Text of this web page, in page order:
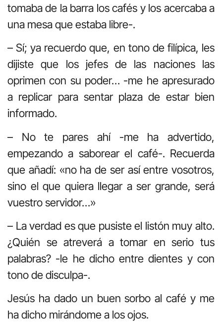
tomaba de la barra los cafés y los acercaba a
una mesa que estaba libre-.
– Sí; ya recuerdo que, en tono de filípica, les
dijiste que los jefes de las naciones las
oprimen con su poder… -me he apresurado
a replicar para sentar plaza de estar bien
informado.
– No te pares ahí -me ha advertido,
empezando a saborear el café-. Recuerda
que añadí: «no ha de ser así entre vosotros,
sino el que quiera llegar a ser grande, será
vuestro servidor…»
– La verdad es que pusiste el listón muy alto.
¿Quién se atreverá a tomar en serio tus
palabras? -le he dicho entre dientes y con
tono de disculpa-.
Jesús ha dado un buen sorbo al café y me
ha dicho mirándome a los ojos.